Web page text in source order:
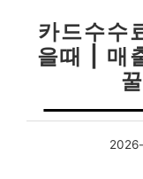
카드수수
을때 | 매